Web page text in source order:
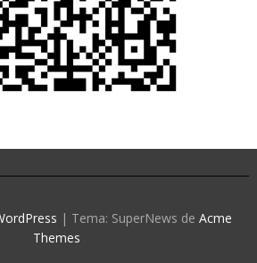
| Tema: SuperNews de Acme
Themes